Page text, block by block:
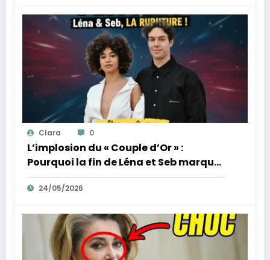
Clara 0
L’implosion du « Couple d’Or » :
Pourquoi la fin de Léna et Seb marque
la fin de l’innocence sur YouTube
24/05/2026